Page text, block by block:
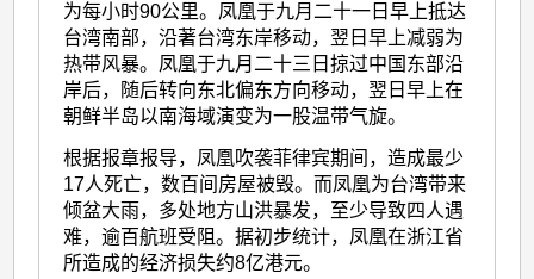
为每小时90公里。凤凰于九月二十一日早上抵达
台湾南部，沿著台湾东岸移动，翌日早上减弱为
热带风暴。凤凰于九月二十三日掠过中国东部沿
岸后，随后转向东北偏东方向移动，翌日早上在
朝鲜半岛以南海域演变为一股温带气旋。
根据报章报导，凤凰吹袭菲律宾期间，造成最少
17人死亡，数百间房屋被毁。而凤凰为台湾带来
倾盆大雨，多处地方山洪暴发，至少导致四人遇
难，逾百航班受阻。据初步统计，凤凰在浙江省
所造成的经济损失约8亿港元。